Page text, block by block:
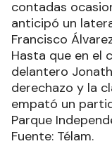
contadas
anticipó un
Francisco
Hasta que en el
delantero
derechazo y la
empató un
Parque
Fuente: Télam.